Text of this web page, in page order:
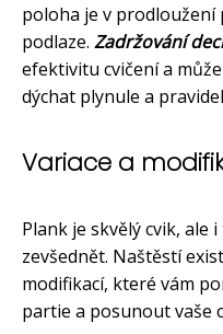
poloha je v
podlaze. Zadržování
efektivitu cvičení a
dýchat plynule a
Variace a
Plank je skvělý cvik, ale
zevšednět. Naštěstí
modifikací, které vám
partie a posunout vaše